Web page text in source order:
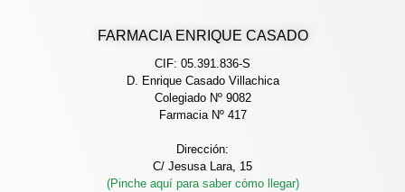
FARMACIA ENRIQUE CASADO
CIF: 05.391.836-S
D. Enrique Casado Villachica
Colegiado Nº 9082
Farmacia Nº 417
Dirección:
C/ Jesusa Lara, 15
(Pinche aquí para saber cómo llegar)